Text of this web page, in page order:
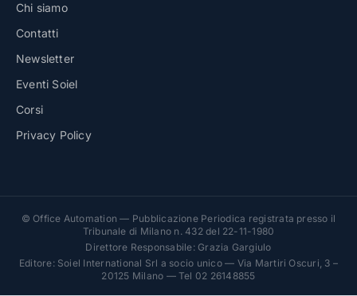
Chi siamo
Contatti
Newsletter
Eventi Soiel
Corsi
Privacy Policy
© Office Automation — Pubblicazione Periodica registrata presso il
Tribunale di Milano n. 432 del 22-11-1980
Direttore Responsabile: Grazia Gargiulo
Editore: Soiel International Srl a socio unico — Via Martiri Oscuri, 3 –
20125 Milano — Tel 02 26148855